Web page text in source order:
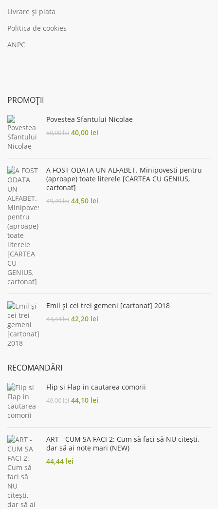
Livrare și plata
Politica de cookies
ANPC
PROMOȚII
Povestea Sfantului Nicolae
50,00lei Original
40,00 lei
A FOST ODATA UN ALFABET. Minipovesti pentru
(aproape) toate literele [CARTEA CU GENIUS,
cartonat]
49,49lei Original
44,50 lei
Emil și cei trei gemeni [cartonat] 2018
44,44lei Original
42,20 lei
RECOMANDĂRI
Flip si Flap in cautarea comorii
49,00lei Original
44,10 lei
ART - CUM SA FACI 2: Cum să faci să NU citești,
dar să ai note mari (NEW)
44,44 lei